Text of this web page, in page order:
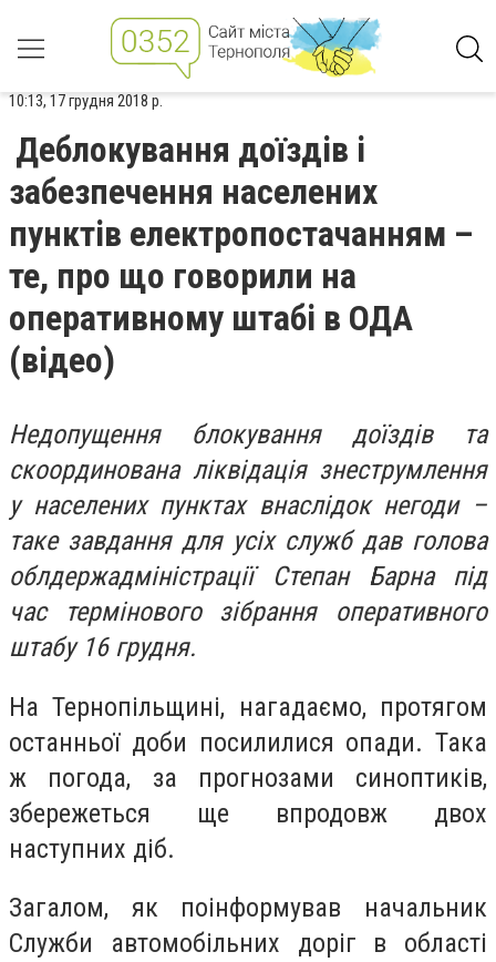
10:13, 17 грудня 2018 р.
Деблокування доїздів і
забезпечення населених
пунктів електропостачанням –
те, про що говорили на
оперативному штабі в ОДА
(відео)
Недопущення блокування доїздів та
скоординована ліквідація знеструмлення
у населених пунктах внаслідок негоди –
таке завдання для усіх служб дав голова
облдержадміністрації Степан Барна під
час термінового зібрання оперативного
штабу 16 грудня.
На Тернопільщині, нагадаємо, протягом
останньої доби посилилися опади. Така
ж погода, за прогнозами синоптиків,
збережеться ще впродовж двох
наступних діб.
Загалом, як поінформував начальник
Служби автомобільних доріг в області